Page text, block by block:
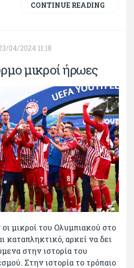
CONTINUE READING
04/2024 11:18
μικροί ήρωες
μικροί του Ολυμπιακού στο
καταπληκτικό, αρκεί να δει
στην ιστορία του
Στην ιστορία το τρόπαιο